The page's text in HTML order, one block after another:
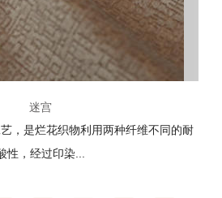
迷宫
，是烂花织物利用两种纤维不同的耐
性，经过印染...